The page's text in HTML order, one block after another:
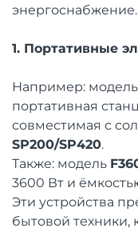
1. Портативные
Например: модель
портативная
совместимая с
SP200/SP420.
Также: модель
3600 Вт и
Эти устройства
бытовой техники,